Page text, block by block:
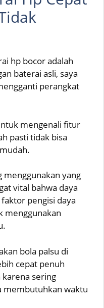
hp bocor adalah
baterai asli, saya
perangkat
mengenali fitur
pasti tidak bisa
menggunakan yang
vital bahwa daya
pengisi daya
menggunakan
bola palsu di
cepat penuh
karena sering
membutuhkan waktu